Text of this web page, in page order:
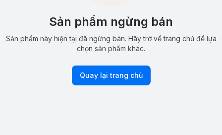
Sản phẩm ngừng bán
Sản phẩm này hiện tại đã ngừng bán. Hãy trở về trang chủ để lựa
chọn sản phẩm khác.
Quay lại trang chủ